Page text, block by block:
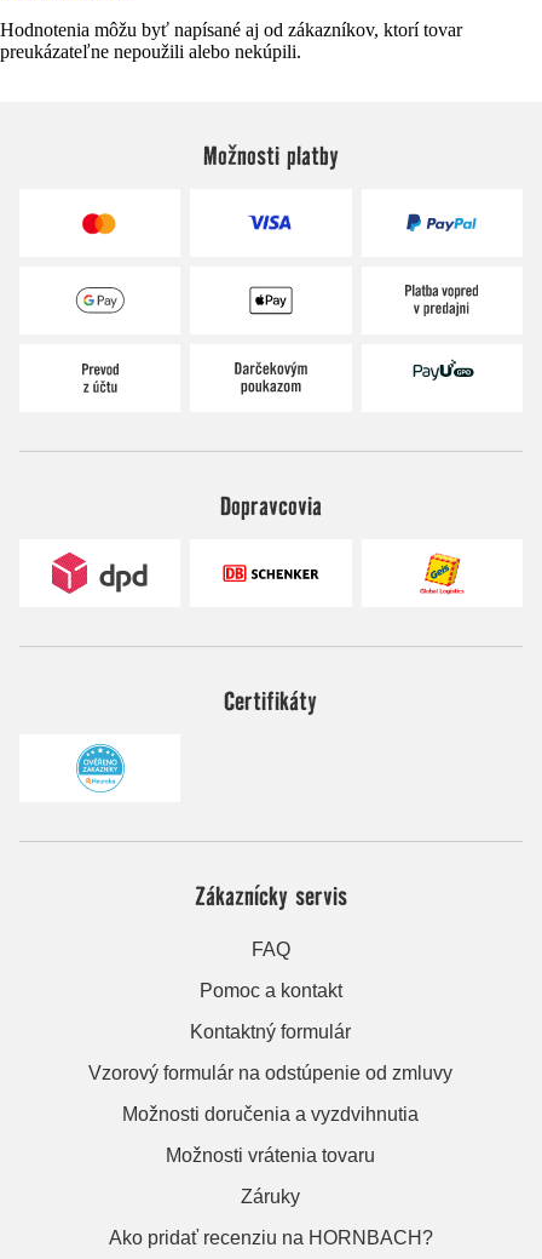
Hodnotenia môžu byť napísané aj od zákazníkov, ktorí tovar
preukázateľne nepoužili alebo nekúpili.
Možnosti platby
Dopravcovia
Certifikáty
Zákaznícky servis
FAQ
Pomoc a kontakt
Kontaktný formulár
Vzorový formulár na odstúpenie od zmluvy
Možnosti doručenia a vyzdvihnutia
Možnosti vrátenia tovaru
Záruky
Ako pridať recenziu na HORNBACH?